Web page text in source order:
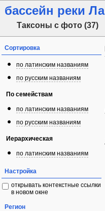
бассейн реки
Таксоны с фото (37)
Сортировка
по латинским названиям
по русским названиям
По семействам
по латинским названиям
по русским названиям
Иерархическая
по латинским названиям
Настройка
открывать контекстные ссылки
в новом окне
Регион